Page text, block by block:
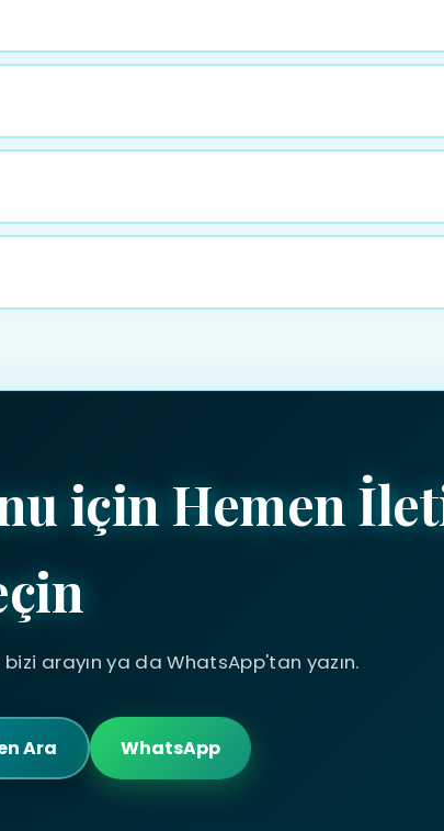
için 2-3 hafta öncesinden planlamanız idealdir.
gelir ve etkinlik sonrası her şeyi toplar.
şehir içi tüm noktalarda profesyonel organizasyon
için Hemen
arayın ya da WhatsApp'tan yazın.
Ara WhatsApp